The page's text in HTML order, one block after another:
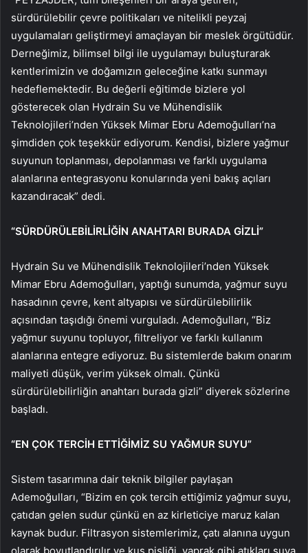
sürdürülebilir çevre politikaları ve nitelikli peyzaj
uygulamaları geliştirmeyi amaçlayan bir meslek örgütüdür.
Derneğimiz, bilimsel bilgi ile uygulamayı buluşturarak
kentlerimizin ve doğamızın geleceğine katkı sunmayı
hedeflemektedir. Bu değerli eğitimde bizlere yol
gösterecek olan Hydrain Su ve Mühendislik
Teknolojileri’nden Yüksek Mimar Ebru Ademoğulları’na
şimdiden çok teşekkür ediyorum. Kendisi, bizlere yağmur
suyunun toplanması, depolanması ve farklı uygulama
alanlarına entegrasyonu konularında yeni bakış açıları
kazandıracak” dedi.
“SÜRDÜRÜLEBİLİRLİĞİN ANAHTARI BURADA GİZLİ”
Hydrain Su ve Mühendislik Teknolojileri’nden Yüksek
Mimar Ebru Ademoğulları, yaptığı sunumda, yağmur suyu
hasadının çevre, kent altyapısı ve sürdürülebilirlik
açısından taşıdığı önemi vurguladı. Ademoğulları, “Biz
yağmur suyunu topluyor, filtreliyor ve farklı kullanım
alanlarına entegre ediyoruz. Bu sistemlerde bakım onarım
maliyeti düşük, verim yüksek olmalı. Çünkü
sürdürülebilirliğin anahtarı burada gizli” diyerek sözlerine
başladı.
“EN ÇOK TERCİH ETTİĞİMİZ SU YAĞMUR SUYU”
Sistem tasarımına dair teknik bilgiler paylaşan
Ademoğulları, “Bizim en çok tercih ettiğimiz yağmur suyu,
çatıdan gelen sudur çünkü en az kirleticiye maruz kalan
kaynak budur. Filtrasyon sistemlerimiz, çatı alanına uygun